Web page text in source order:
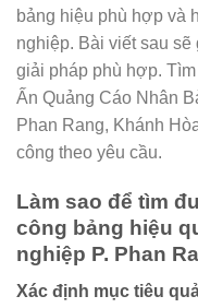
bảng hiệu phù hợp và
nghiệp. Bài viết sau
giải pháp phù hợp.
Ấn Quảng Cáo Nhân
Phan Rang, Khánh
công theo yêu cầu.
Làm sao để tìm
công bảng hiệu
nghiệp P. Phan
Xác định mục tiêu